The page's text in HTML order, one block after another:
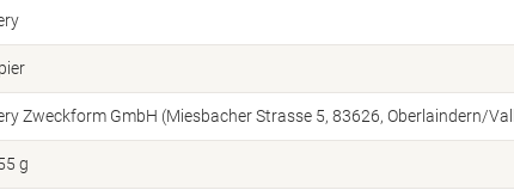
Zweckform GmbH (Miesbacher Strasse 5, 83626, Oberlaindern/
g